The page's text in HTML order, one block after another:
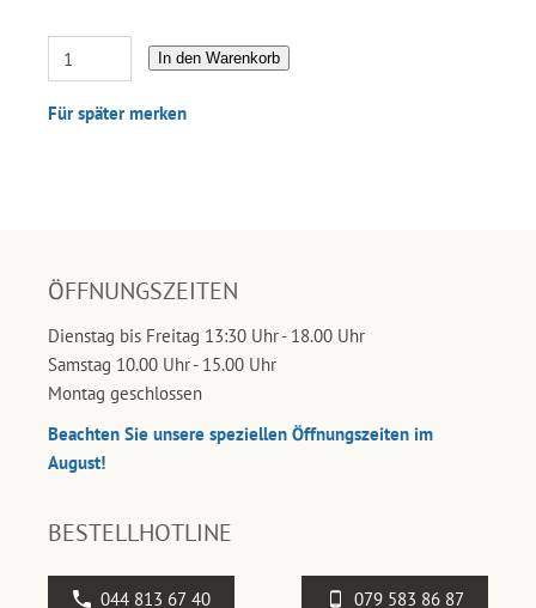
In den Warenkorb
Für später merken
ÖFFNUNGSZEITEN
Dienstag bis Freitag 13:30 Uhr - 18.00 Uhr
Samstag 10.00 Uhr - 15.00 Uhr
Montag geschlossen
Beachten Sie unsere speziellen Öffnungszeiten im
August!
BESTELLHOTLINE
044 813 67 40 079 583 86 87